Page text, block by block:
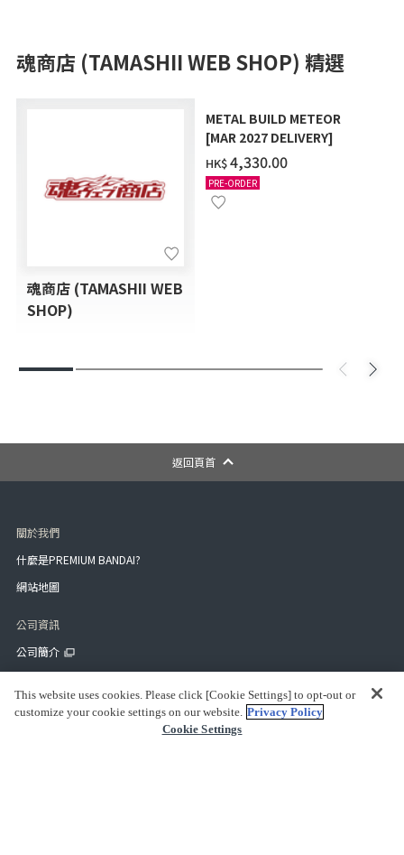
魂商店 (TAMASHII WEB SHOP) 精選
魂商店 (TAMASHII WEB
SHOP)
METAL BUILD METEOR
[MAR 2027 DELIVERY]
HK$‌4,330.00
PRE-ORDER
返回頁首
關於我們
什麼是PREMIUM BANDAI?
網站地圖
公司資訊
公司簡介
用戶指南
This website uses cookies. Please click [Cookie Settings] to opt-out or
customize your cookie settings on our website. Privacy Policy
Cookie Settings